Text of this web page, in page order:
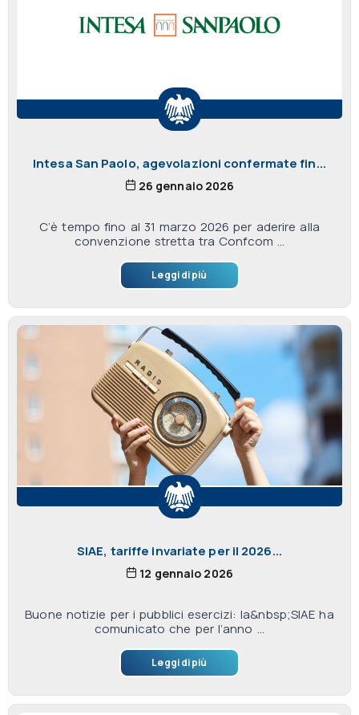
Intesa San Paolo, agevolazioni confermate fin...
26 gennaio 2026
C’è tempo fino al 31 marzo 2026 per aderire alla
convenzione stretta tra Confcom ...
Leggi di più
SIAE, tariffe invariate per il 2026...
12 gennaio 2026
Buone notizie per i pubblici esercizi: la&nbsp;SIAE ha
comunicato che per l’anno ...
Leggi di più